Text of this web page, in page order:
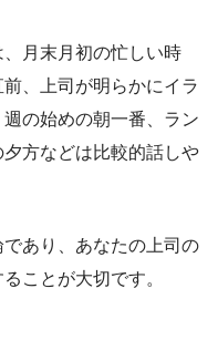
月末月初の忙しい時
、上司が明らかにイラ
の始めの朝一番、ラン
方などは比較的話しや
あり、あなたの上司の
ことが大切です。